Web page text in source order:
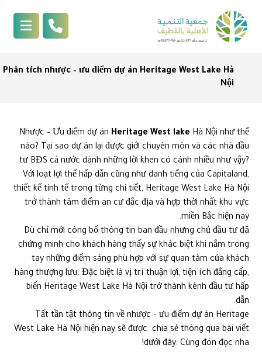
Phân tích nhược – ưu điểm dự án Heritage West Lake Hà
Nội
Nhược – Ưu điểm dự án Heritage West lake Hà Nội như thế
nào? Tại sao dự án lại được giới chuyên môn và các nhà đầu
tư BĐS cả nước dành những lời khen có cánh nhiều như vậy?
Với loạt lợi thế hấp dẫn cũng như danh tiếng của Capitaland,
thiết kế tinh tế trong từng chi tiết, Heritage West Lake Hà Nội
trở thành tâm điểm an cư đắc địa và hợp thời nhất khu vực
miền Bắc hiện nay.
Dù chỉ mới công bố thông tin ban đầu nhưng chủ đầu tư đã
chứng minh cho khách hàng thấy sự khác biệt khi nắm trong
tay những điểm sáng phù hợp với sự quan tâm của khách
hàng thượng lưu. Đặc biệt là vị trí thuận lợi, tiện ích đẳng cấp,
biến Heritage West Lake Hà Nội trở thành kênh đầu tư hấp
dẫn.
Tất tần tật thông tin về nhược – ưu điểm dự án Heritage
West Lake Hà Nội hiện nay sẽ được chia sẻ thông qua bài viết
dưới đây. Cùng đón đọc nha!